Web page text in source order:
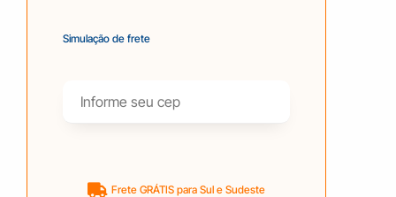
Simulação de frete
Frete GRÁTIS para Sul e Sudeste